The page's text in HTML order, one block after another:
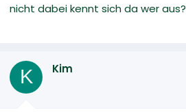
nicht dabei kennt sich da wer aus?
K Kim